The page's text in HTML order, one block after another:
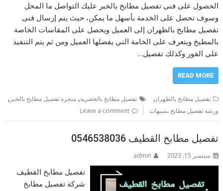
الحصول على فنى تفصيل مطابخ بالخبر عليك التواصل ما المحل
وسوف تحصل على الخدمة بأسهل ما يمكن، حيث يتم إرسال فنى
تفصيل مطابخ بالظهران إلى العميل ويحصل على المقاسات الخاصة
بالمطبخ ويتعرف على الخامة التي يفضلها العميل ومن ثم يتم التنفيذ
على الفور وكذلك تفصيل…
READ MORE
تفصيل مطابخ بالظهران تفصيل مطابخ بالخضريه,منجره تفصيل مطابخ بالخبر ,
ورشه تفصيل مطابخ بسيهات Leave a comment
تفصيل مطابخ القطيف 0546538036
سبتمبر 15, 2023 admin
تفصيل مطابخ القطيف
شركة تفصيل مطابخ